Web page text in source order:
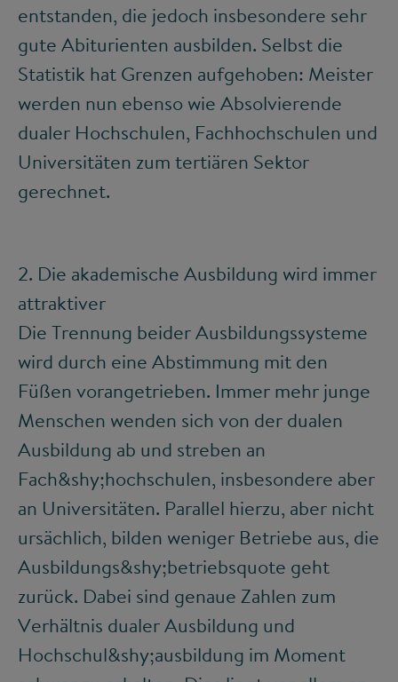
entstanden, die jedoch insbesondere sehr
gute Abiturienten ausbilden. Selbst die
Statistik hat Grenzen aufgehoben: Meister
werden nun ebenso wie Absolvierende
dualer Hochschulen, Fachhochschulen und
Universitäten zum tertiären Sektor
gerechnet.
2. Die akademische Ausbildung wird immer
attraktiver
Die Trennung beider Ausbildungssysteme
wird durch eine Abstimmung mit den
Füßen vorangetrieben. Immer mehr junge
Menschen wenden sich von der dualen
Ausbildung ab und streben an
Fach&shy;hochschulen, insbesondere aber
an Universitäten. Parallel hierzu, aber nicht
ursächlich, bilden weniger Betriebe aus, die
Ausbildungs&shy;betriebsquote geht
zurück. Dabei sind genaue Zahlen zum
Verhältnis dualer Ausbildung und
Hochschul&shy;ausbildung im Moment